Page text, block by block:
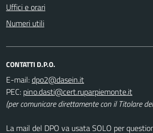
Uffici e orari
Numeri utili
CONTATTI D.P.O.
E-mail:
PEC:
(per comunicare direttamente con il Titolare
La mail del DPO va usata SOLO per